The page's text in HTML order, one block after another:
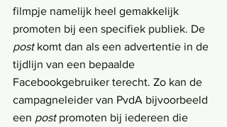
filmpje namelijk heel gemakkelijk
promoten bij een specifiek publiek. De
post komt dan als een advertentie in de
tijdlijn van een bepaalde
Facebookgebruiker terecht. Zo kan de
campagneleider van PvdA bijvoorbeeld
een post promoten bij iedereen die